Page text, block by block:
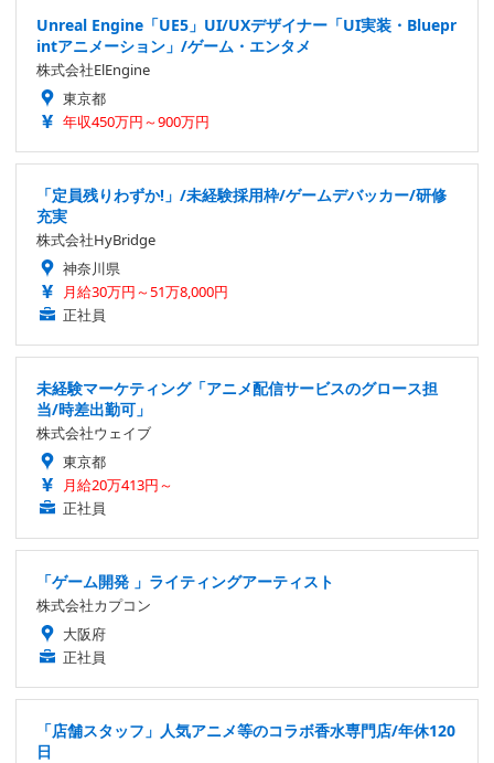
Unreal Engine「UE5」UI/UXデザイナー「UI実装・Bluepr
intアニメーション」/ゲーム・エンタメ
株式会社ElEngine
東京都
年収450万円～900万円
「定員残りわずか!」/未経験採用枠/ゲームデバッカー/研修
充実
株式会社HyBridge
神奈川県
月給30万円～51万8,000円
正社員
未経験マーケティング「アニメ配信サービスのグロース担
当/時差出勤可」
株式会社ウェイブ
東京都
月給20万413円～
正社員
「ゲーム開発 」ライティングアーティスト
株式会社カプコン
大阪府
正社員
「店舗スタッフ」人気アニメ等のコラボ香水専門店/年休120
日